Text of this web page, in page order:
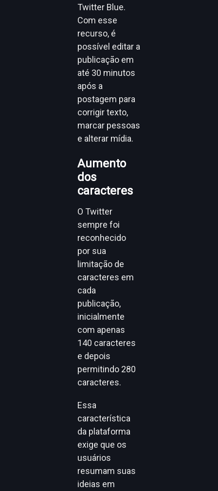
Twitter Blue.
Com esse
recurso, é
possível editar a
publicação em
até 30 minutos
após a
postagem para
corrigir texto,
marcar pessoas
e alterar mídia.
Aumento
dos
caracteres
O Twitter
sempre foi
reconhecido
por sua
limitação de
caracteres em
cada
publicação,
inicialmente
com apenas
140 caracteres
e depois
permitindo 280
caracteres.
Essa
característica
da plataforma
exige que os
usuários
resumam suas
ideias em